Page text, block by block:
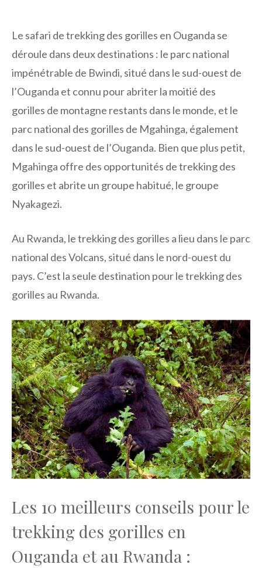
Le safari de trekking des gorilles en Ouganda se
déroule dans deux destinations : le parc national
impénétrable de Bwindi, situé dans le sud-ouest de
l’Ouganda et connu pour abriter la moitié des
gorilles de montagne restants dans le monde, et le
parc national des gorilles de Mgahinga, également
dans le sud-ouest de l’Ouganda. Bien que plus petit,
Mgahinga offre des opportunités de trekking des
gorilles et abrite un groupe habitué, le groupe
Nyakagezi.
Au Rwanda, le trekking des gorilles a lieu dans le parc
national des Volcans, situé dans le nord-ouest du
pays. C’est la seule destination pour le trekking des
gorilles au Rwanda.
Les 10 meilleurs conseils pour le
trekking des gorilles en
Ouganda et au Rwanda :